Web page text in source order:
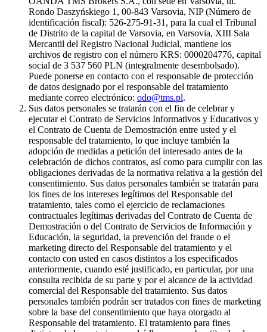
Rondo Daszyńskiego 1, 00-843 Varsovia, NIP (Número de
identificación fiscal): 526-275-91-31, para la cual el Tribunal
de Distrito de la capital de Varsovia, en Varsovia, XIII Sala
Mercantil del Registro Nacional Judicial, mantiene los
archivos de registro con el número KRS: 0000204776, capital
social de 3 537 560 PLN (integralmente desembolsado).
Puede ponerse en contacto con el responsable de protección
de datos designado por el responsable del tratamiento
mediante correo electrónico: odo@tms.pl.
Sus datos personales se tratarán con el fin de celebrar y
ejecutar el Contrato de Servicios Informativos y Educativos y
el Contrato de Cuenta de Demostración entre usted y el
responsable del tratamiento, lo que incluye también la
adopción de medidas a petición del interesado antes de la
celebración de dichos contratos, así como para cumplir con las
obligaciones derivadas de la normativa relativa a la gestión del
consentimiento. Sus datos personales también se tratarán para
los fines de los intereses legítimos del Responsable del
tratamiento, tales como el ejercicio de reclamaciones
contractuales legítimas derivadas del Contrato de Cuenta de
Demostración o del Contrato de Servicios de Información y
Educación, la seguridad, la prevención del fraude o el
marketing directo del Responsable del tratamiento y el
contacto con usted en casos distintos a los especificados
anteriormente, cuando esté justificado, en particular, por una
consulta recibida de su parte y por el alcance de la actividad
comercial del Responsable del tratamiento. Sus datos
personales también podrán ser tratados con fines de marketing
sobre la base del consentimiento que haya otorgado al
Responsable del tratamiento. El tratamiento para fines